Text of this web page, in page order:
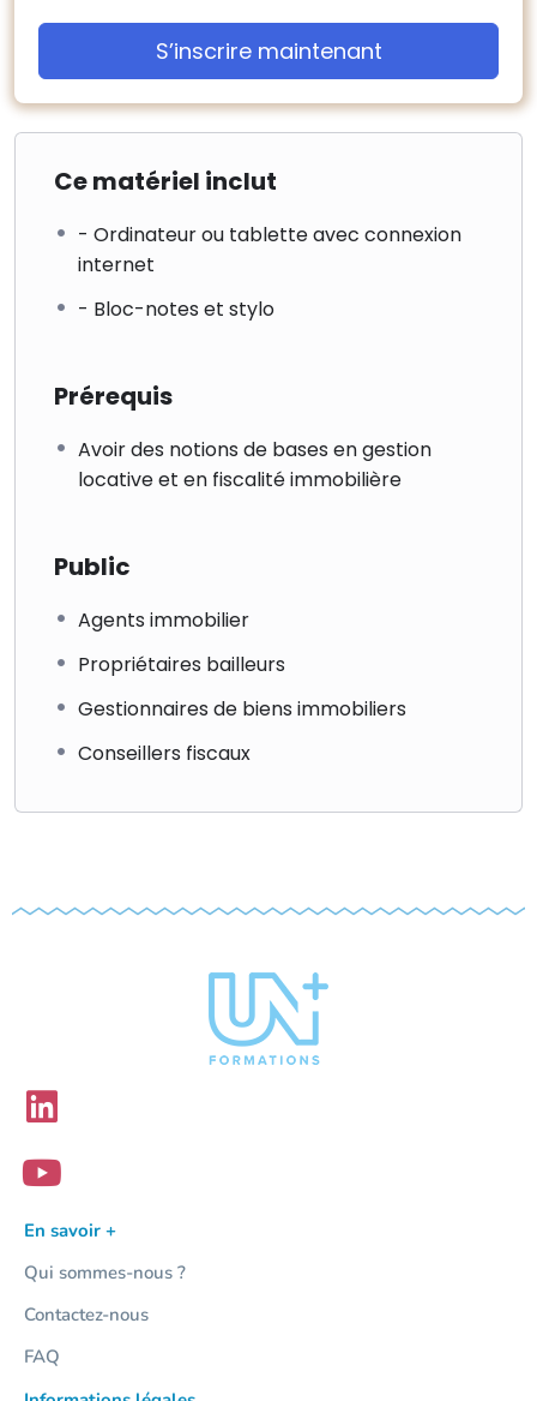
5. Mesures spécifiques aux locations Airbnb en
6. Pouvoirs accrus des maires
S’inscrire maintenant
Ce matériel inclut
- Ordinateur ou tablette avec connexion
internet
- Bloc-notes et stylo
Prérequis
Avoir des notions de bases en gestion
locative et en fiscalité immobilière
Public
Agents immobilier
Propriétaires bailleurs
Gestionnaires de biens immobiliers
Conseillers fiscaux
En savoir +
Qui sommes-nous ?
Contactez-nous
FAQ